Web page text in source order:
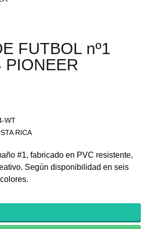
FUTBOL nº1
PIONEER
WT
RICA
#1, fabricado en PVC resistente,
Según disponibilidad en seis